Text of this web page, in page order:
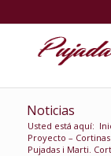
Noticias
Usted está aquí:
Proyecto –
Pujadas i Marti.